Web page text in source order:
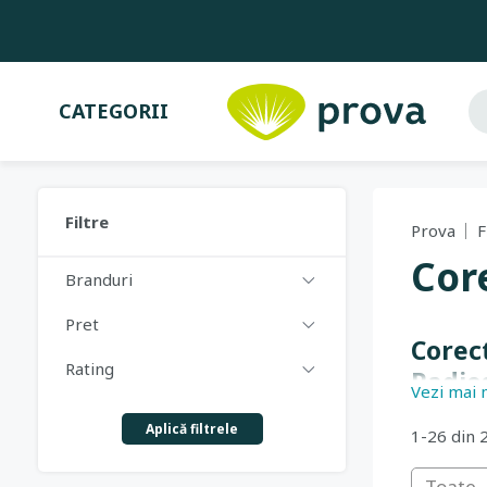
CATEGORII
Filtre
Branduri
Pret
Rating
Aplică filtrele
Prova
Obține
Vezi mai
1-26 din